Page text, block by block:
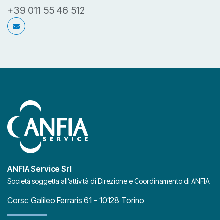
+39 011 55 46 512
g.stellato@anfia.it
g.stellato@anfia.it
ANFIA Service Srl
Società soggetta all’attività di Direzione e Coordinamento di ANFIA
Corso Galileo Ferraris 61 - 10128 Torino